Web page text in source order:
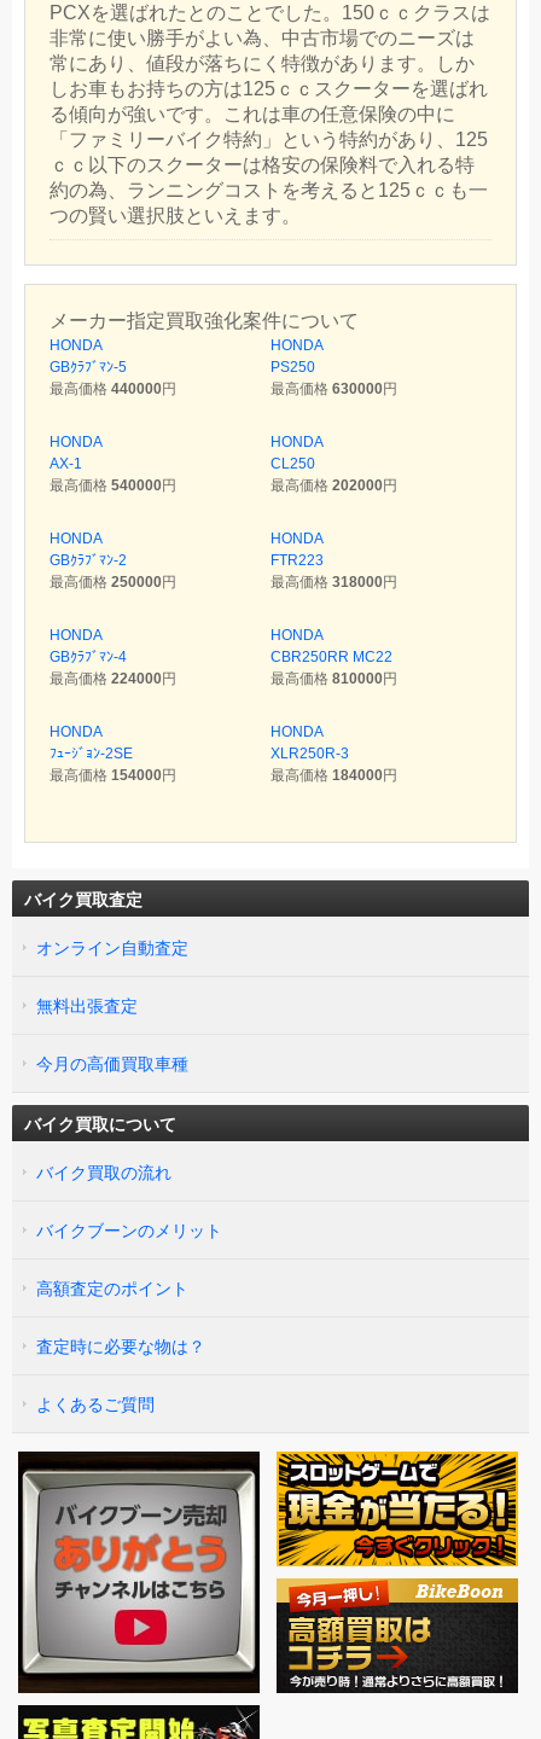
PCXを選ばれたとのことでした。150ｃｃクラスは
非常に使い勝手がよい為、中古市場でのニーズは
常にあり、値段が落ちにく特徴があります。しか
しお車もお持ちの方は125ｃｃスクーターを選ばれ
る傾向が強いです。これは車の任意保険の中に
「ファミリーバイク特約」という特約があり、125
ｃｃ以下のスクーターは格安の保険料で入れる特
約の為、ランニングコストを考えると125ｃｃも一
つの賢い選択肢といえます。
メーカー指定買取強化案件について
HONDA
GBｸﾗﾌﾞﾏﾝ-5
最高価格 440000円
HONDA
PS250
最高価格 630000円
HONDA
AX-1
最高価格 540000円
HONDA
CL250
最高価格 202000円
HONDA
GBｸﾗﾌﾞﾏﾝ-2
最高価格 250000円
HONDA
FTR223
最高価格 318000円
HONDA
GBｸﾗﾌﾞﾏﾝ-4
最高価格 224000円
HONDA
CBR250RR MC22
最高価格 810000円
HONDA
ﾌｭｰｼﾞｮﾝ-2SE
最高価格 154000円
HONDA
XLR250R-3
最高価格 184000円
バイク買取査定
オンライン自動査定
無料出張査定
今月の高価買取車種
バイク買取について
バイク買取の流れ
バイクブーンのメリット
高額査定のポイント
査定時に必要な物は？
よくあるご質問